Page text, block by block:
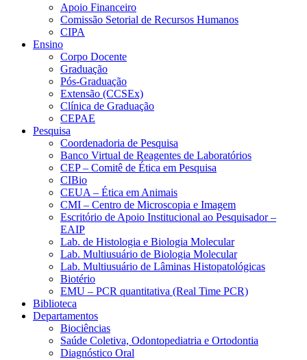
Apoio Financeiro
Comissão Setorial de Recursos Humanos
CIPA
Ensino
Corpo Docente
Graduação
Pós-Graduação
Extensão (CCSEx)
Clínica de Graduação
CEPAE
Pesquisa
Coordenadoria de Pesquisa
Banco Virtual de Reagentes de Laboratórios
CEP – Comitê de Ética em Pesquisa
CIBio
CEUA – Ética em Animais
CMI – Centro de Microscopia e Imagem
Escritório de Apoio Institucional ao Pesquisador –
EAIP
Lab. de Histologia e Biologia Molecular
Lab. Multiusuário de Biologia Molecular
Lab. Multiusuário de Lâminas Histopatológicas
Biotério
EMU – PCR quantitativa (Real Time PCR)
Biblioteca
Departamentos
Biociências
Saúde Coletiva, Odontopediatria e Ortodontia
Diagnóstico Oral